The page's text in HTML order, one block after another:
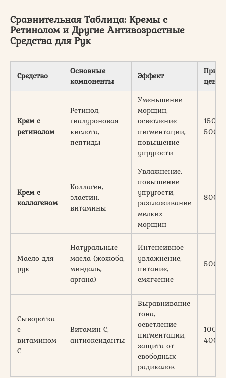
Сравнительная Таблица: Кремы с
Ретинолом и Другие Антивозрастные
Средства для Рук
Средство
Основные
компоненты
Эффект
цена
Крем с
ретинолом
Ретинол,
гиалуроновая
кислота,
пептиды
Уменьшение
морщин,
осветление
пигментации,
повышение
упругости
1500-
5000
Крем с
коллагеном
Коллаген,
эластин,
витамины
Увлажнение,
повышение
упругости,
разглаживание
мелких
морщин
800-
Масло для
рук
Натуральные
масла (жожоба,
миндаль,
аргана)
Интенсивное
увлажнение,
питание,
смягчение
500-
Сыворотка
с
витамином
С
Витамин С,
антиоксиданты
Выравнивание
тона,
осветление
пигментации,
защита от
свободных
радикалов
1000-
4000